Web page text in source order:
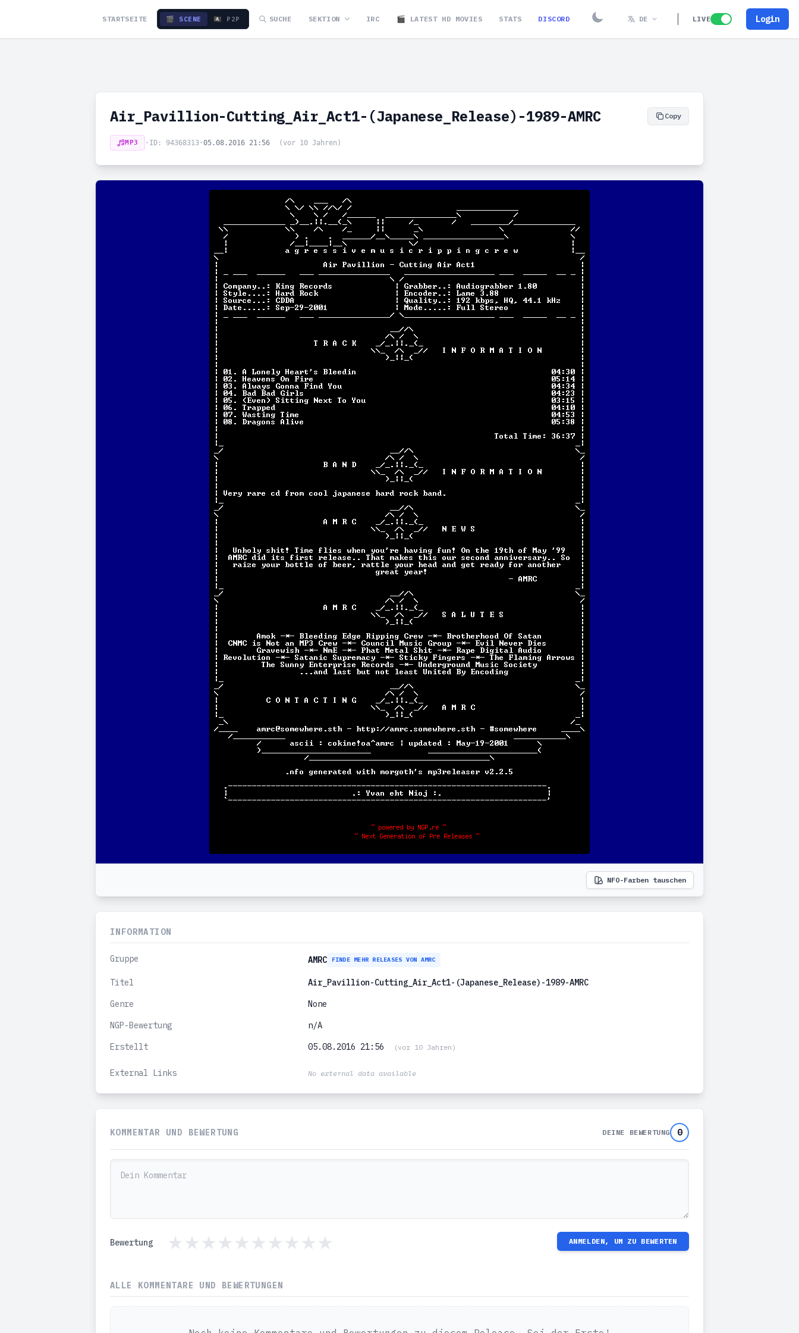
STARTSEITE 🎬 SCENE 🏴‍☠️ P2P SUCHE SEKTION IRC 🎬 LATEST HD MOVIES STATS DISCORD DE LIVE Login
Air_Pavillion-Cutting_Air_Act1-(Japanese_Release)-1989-AMRC Copy
MP3 • ID: 94368313•05.08.2016 21:56 (vor 10 Jahren)
NFO-Farben tauschen
INFORMATION
Gruppe AMRC FINDE MEHR RELEASES VON AMRC
Titel
Air_Pavillion-Cutting_Air_Act1-(Japanese_Release)-1989-AMRC
Genre
None
NGP-Bewertung
n/A
Erstellt
05.08.2016 21:56 (vor 10 Jahren)
External Links No external data available
KOMMENTAR UND BEWERTUNG DEINE BEWERTUNG 0
Bewertung ANMELDEN, UM ZU BEWERTEN
ALLE KOMMENTARE UND BEWERTUNGEN